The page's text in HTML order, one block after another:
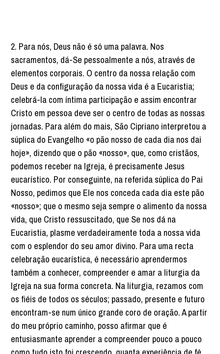
2. Para nós, Deus não é só uma palavra. Nos
sacramentos, dá-Se pessoalmente a nós, através de
elementos corporais. O centro da nossa relação com
Deus e da configuração da nossa vida é a Eucaristia;
celebrá-la com íntima participação e assim encontrar
Cristo em pessoa deve ser o centro de todas as nossas
jornadas. Para além do mais, São Cipriano interpretou a
súplica do Evangelho «o pão nosso de cada dia nos dai
hoje», dizendo que o pão «nosso», que, como cristãos,
podemos receber na Igreja, é precisamente Jesus
eucarístico. Por conseguinte, na referida súplica do Pai
Nosso, pedimos que Ele nos conceda cada dia este pão
«nosso»; que o mesmo seja sempre o alimento da nossa
vida, que Cristo ressuscitado, que Se nos dá na
Eucaristia, plasme verdadeiramente toda a nossa vida
com o esplendor do seu amor divino. Para uma recta
celebração eucarística, é necessário aprendermos
também a conhecer, compreender e amar a liturgia da
Igreja na sua forma concreta. Na liturgia, rezamos com
os fiéis de todos os séculos; passado, presente e futuro
encontram-se num único grande coro de oração. A partir
do meu próprio caminho, posso afirmar que é
entusiasmante aprender a compreender pouco a pouco